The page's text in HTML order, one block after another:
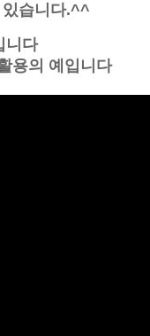
있습니다.^^
니다
용의 예입니다